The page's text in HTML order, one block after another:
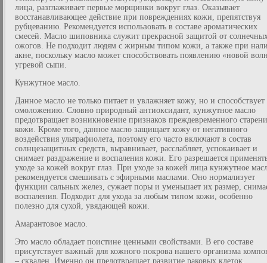
лица, разглаживает первые морщинки вокруг глаз. Оказывает
восстанавливающее действие при повреждениях кожи, препятствуя
рубцеванию. Рекомендуется использовать в составе ароматических
смесей. Масло шиповника служит прекрасной защитой от
ожогов. Не подходит людям с жирным типом кожи, а также при
акне, поскольку масло может способствовать появлению «новой
угревой сыпи.
Кунжутное масло.
Данное масло не только питает и увлажняет кожу, но и способствует
омоложению. Словно природный антиоксидант, кунжутное масло
предотвращает возникновение признаков преждевременного
кожи. Кроме того, данное масло защищает кожу от негативного
воздействия ультрафиолета, поэтому его часто включают в состав
солнцезащитных средств, выравнивает, расслабляет, успокаивает и
снимает раздражение и воспаления кожи. Его разрешается
уходе за кожей вокруг глаз. При уходе за кожей лица кунжутное
рекомендуется смешивать с эфирными маслами. Оно нормализует
функции сальных желез, сужает поры и уменьшает их размер,
воспаления. Подходит для ухода за любым типом кожи, особенно
полезно для сухой, увядающей кожи.
Амарантовое масло.
Это масло обладает поистине ценными свойствами. В его составе
присутствует важный для кожного покрова нашего организма
– сквален. Именно он предотвращает развитие раковых клеток,